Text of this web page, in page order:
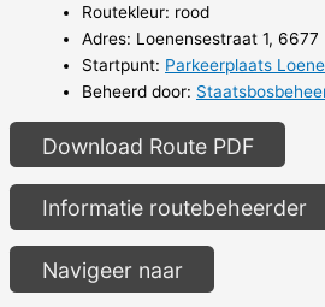
Routekleur: rood
Adres: Loenensestraat 1, 6677
Startpunt: Parkeerplaats
Beheerd door:
Download Route PDF
Informatie routebeheerder
Navigeer naar